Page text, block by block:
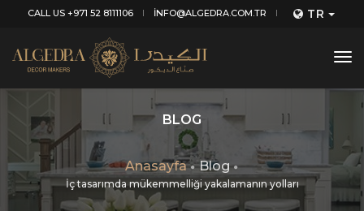
CALL US +971 52 8111106 INFO@ALGEDRA.COM.TR TR
BLOG
Anasayfa Blog
İç tasarımda mükemmelliği yakalamanın yolları